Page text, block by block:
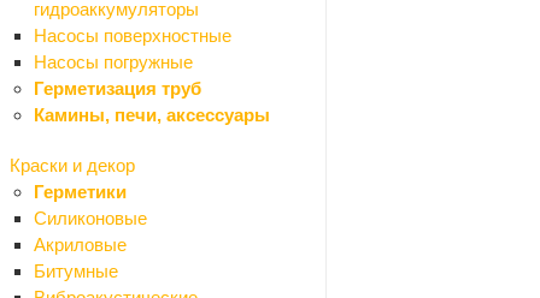
гидроаккумуляторы
Насосы поверхностные
Насосы погружные
Герметизация труб
Камины, печи, аксессуары
Краски и декор
Герметики
Силиконовые
Акриловые
Битумные
Добавки
Крошка гранитная
Песок
Цемент
Грунтовки
Затирки для плитки
Кладочная смесь
Наливной пол, стяжка